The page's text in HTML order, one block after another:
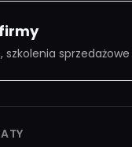
szkolenia